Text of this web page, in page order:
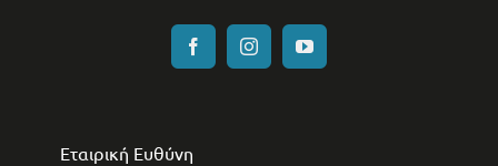
Εταιρική Ευθύνη